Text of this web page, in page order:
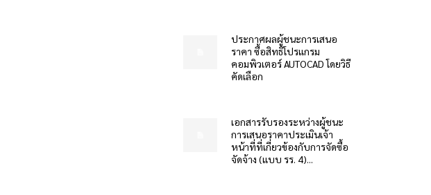
ประกาศผลผู้ชนะการเสนอ
ราคา ซื้อสิทธิโปรแกรม
คอมพิวเตอร์ AUTOCAD โดยวิธี
คัดเลือก
เอกสารรับรองระหว่างผู้ชนะ
การเสนอราคาประเมินเจ้า
หน้าที่ที่เกี่ยวข้องกับการจัดซื้อ
จัดจ้าง (แบบ รร. 4)...